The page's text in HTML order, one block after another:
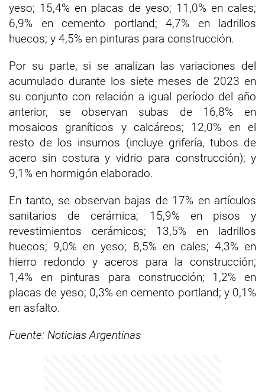
yeso; 15,4% en placas de yeso; 11,0% en cales;
6,9% en cemento portland; 4,7% en ladrillos
huecos; y 4,5% en pinturas para construcción.
Por su parte, si se analizan las variaciones del
acumulado durante los siete meses de 2023 en
su conjunto con relación a igual período del año
anterior, se observan subas de 16,8% en
mosaicos graníticos y calcáreos; 12,0% en el
resto de los insumos (incluye grifería, tubos de
acero sin costura y vidrio para construcción); y
9,1% en hormigón elaborado.
En tanto, se observan bajas de 17% en artículos
sanitarios de cerámica; 15,9% en pisos y
revestimientos cerámicos; 13,5% en ladrillos
huecos; 9,0% en yeso; 8,5% en cales; 4,3% en
hierro redondo y aceros para la construcción;
1,4% en pinturas para construcción; 1,2% en
placas de yeso; 0,3% en cemento portland; y 0,1%
en asfalto.
Fuente: Noticias Argentinas